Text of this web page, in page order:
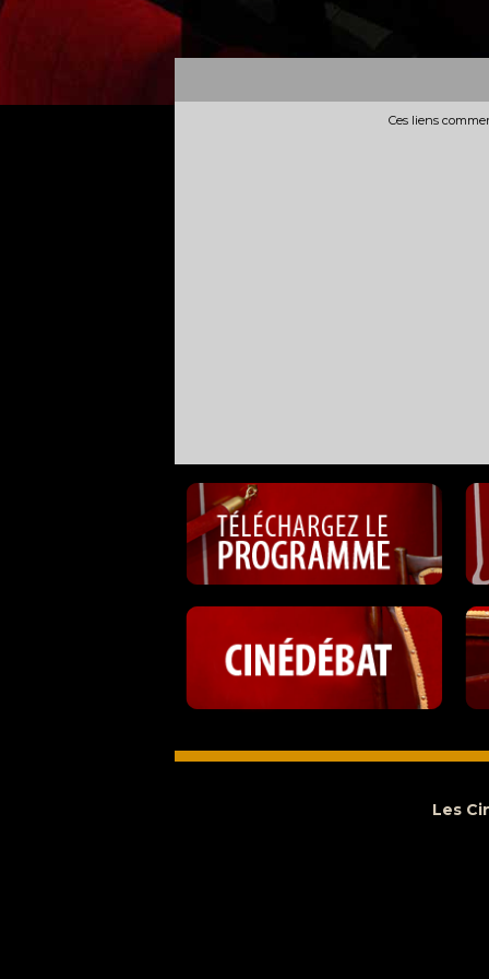
Ces liens
Les